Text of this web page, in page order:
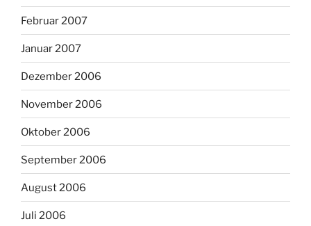
Februar 2007
Januar 2007
Dezember 2006
November 2006
Oktober 2006
September 2006
August 2006
Juli 2006